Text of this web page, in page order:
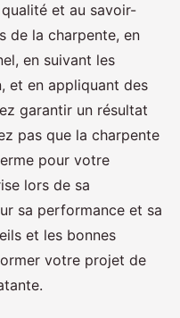
et au savoir-
de la charpente, en
en suivant les
et en appliquant des
garantir un résultat
pas que la charpente
pour votre
lors de sa
sa performance et sa
et les bonnes
votre projet de